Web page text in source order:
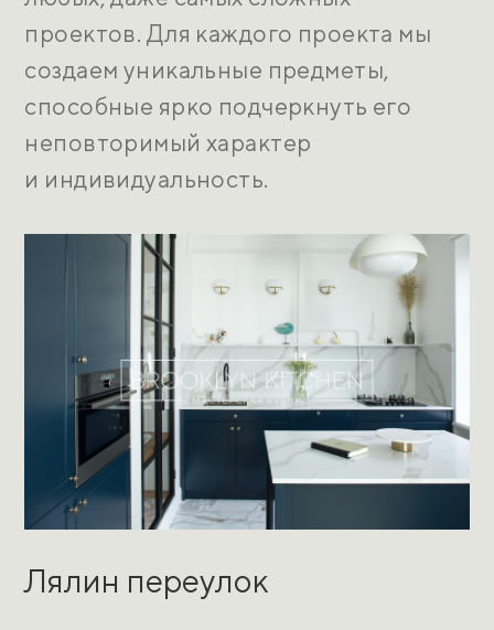
проектов. Для каждого проекта мы
создаем уникальные предметы,
способные ярко подчеркнуть его
неповторимый характер
и индивидуальность.
Лялин переулок